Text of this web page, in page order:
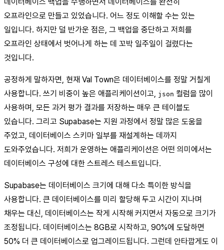
오프라인으로 만들고 있었습니다. 어느 정도 이해할 수는 있는
일입니다. 하지만 덜 반가운 점은, 그 백업을 중단하고 저희를
오프라인 상태에서 벗어나게 하는 데 꼬박 일주일이 걸렸다는
것입니다.
공정하게 말하자면, 현재 Val Town은 데이터베이스를 정말 거칠게
사용합니다. 쓰기 비중이 높은 애플리케이션이고, json 컬럼을 많이
사용하며, 모든 과거 평가 결과를 저장하는 매우 큰 테이블도
있습니다. 그리고 Supabase는 지원 과정에서 정말 많은 도움을
주었고, 데이터베이스 스키마 일부를 재설계하는 데까지
도와주었습니다. 저희가 운영하는 애플리케이션은 어떤 의미에서는
데이터베이스 구성에 대한 스트레스 테스트입니다.
Supabase는 데이터베이스 크기에 대해 다소 특이한 방식을
사용합니다. 큰 데이터베이스를 미리 할당해 두고 시간이 지나며
채우는 대신, 데이터베이스는 작게 시작해 커지면서 자동으로 크기가
조정됩니다. 데이터베이스는 8GB로 시작하고, 90%에 도달하면
50% 더 큰 데이터베이스로 업그레이드됩니다. 그런데 안타깝게도 이